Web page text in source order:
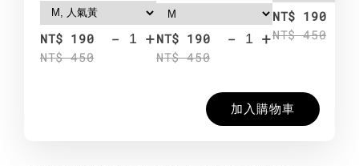
NT$ 190
NT$ 450
- +NT$ 190
NT$ 450
- +
NT$ 190
NT$ 450
加入購物車